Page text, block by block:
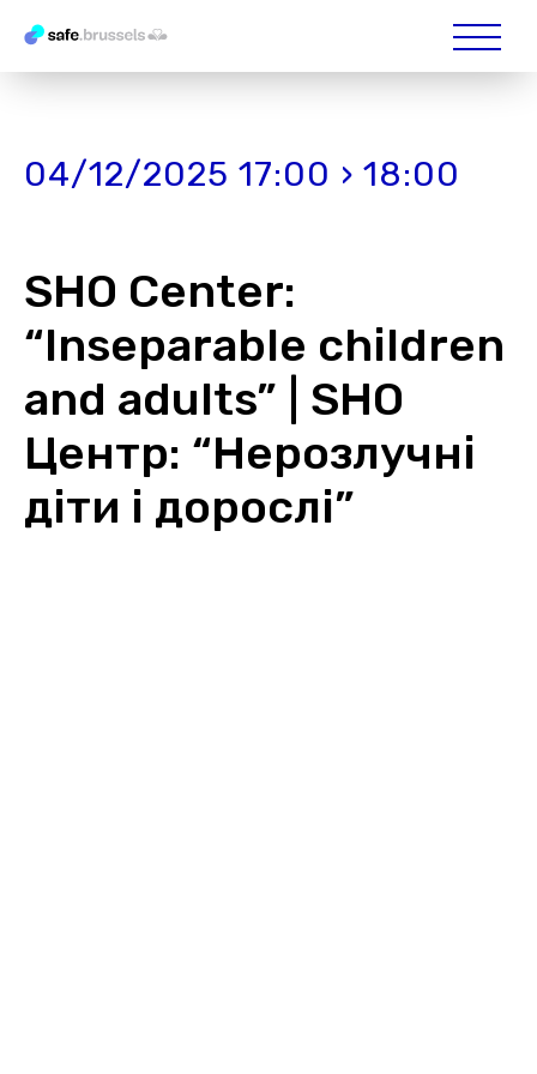
04/12/2025 17:00 › 18:00
SHO Center:
“Inseparable children
and adults” | SHO
Центр: “Нерозлучні
діти і дорослі”